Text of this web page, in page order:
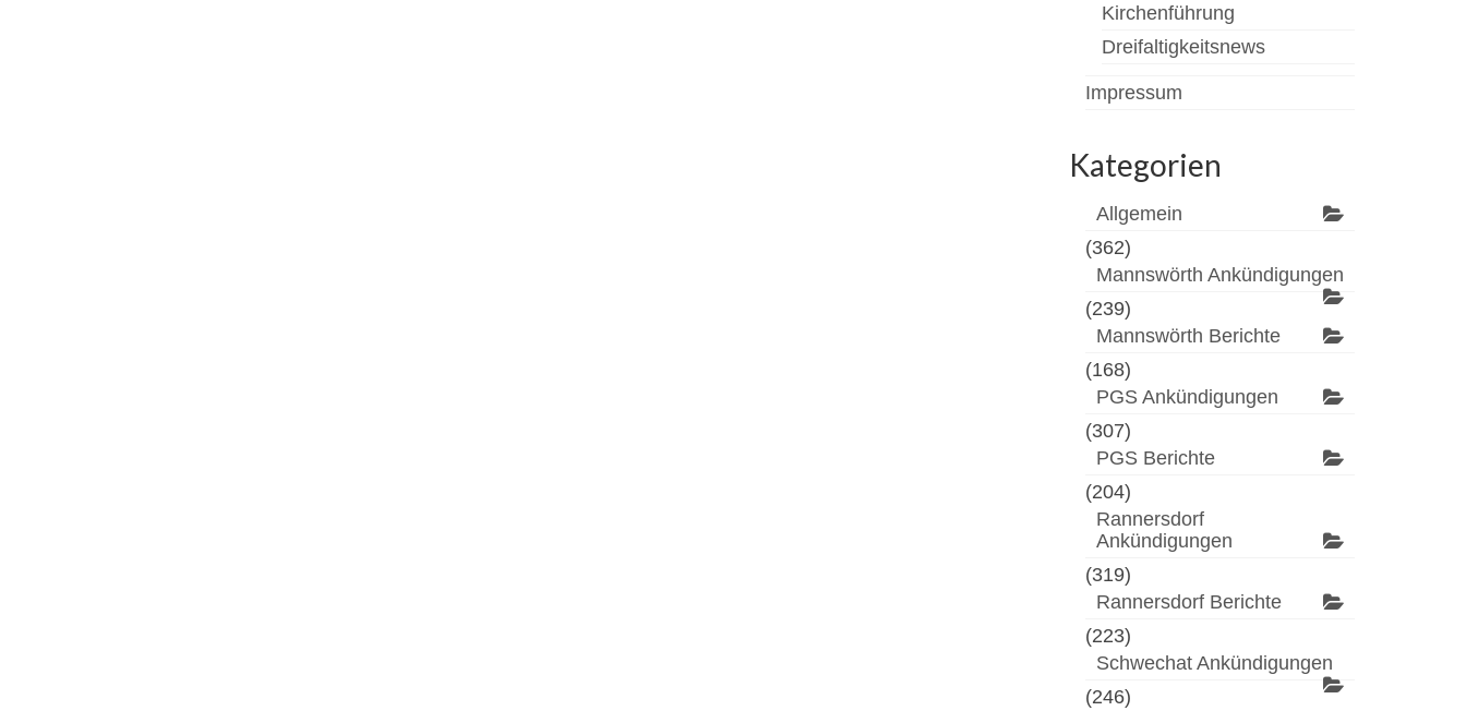
Kirchenführung
Dreifaltigkeitsnews
Impressum
Kategorien
Allgemein
(362)
Mannswörth Ankündigungen
(239)
Mannswörth Berichte
(168)
PGS Ankündigungen
(307)
PGS Berichte
(204)
Rannersdorf
Ankündigungen
(319)
Rannersdorf Berichte
(223)
Schwechat Ankündigungen
(246)